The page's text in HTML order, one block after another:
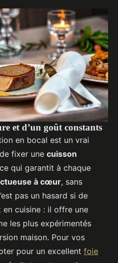
et d’un goût constants
en bocal est un vrai
fixer une cuisson
qui garantit à chaque
à cœur, sans
pas un hasard si de
en cuisine : il offre une
les plus expérimentés
maison. Pour vos
pour un excellent foie